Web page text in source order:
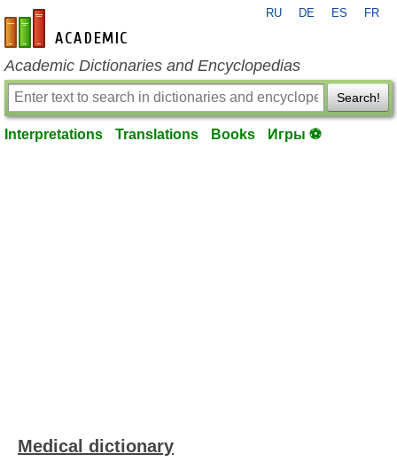
en-academic.com
RU DE ES FR
Academic Dictionaries and Encyclopedias
Search!
Interpretations Translations Books Игры ⚽
Medical dictionary